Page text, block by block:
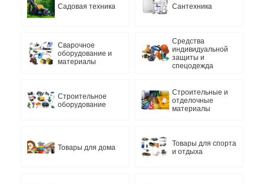
Садовая техника Сантехника
Сварочное
оборудование и
материалы
Средства
индивидуальной
защиты и
спецодежда
Строительное
оборудование
Строительные и
отделочные
материалы
Товары для дома
Товары для спорта
и отдыха